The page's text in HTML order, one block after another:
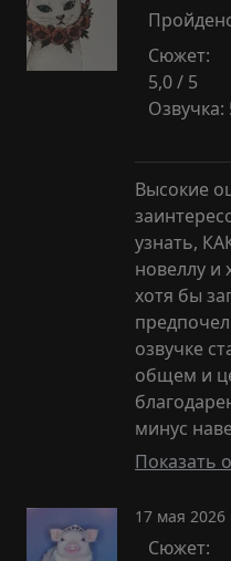
Сюжет:
5,0 / 5
Озвучка:
Высокие
узнать,
новеллу и
хотя бы
озвучке
общем и
минус
Показать
17 мая 2026
Сюжет: